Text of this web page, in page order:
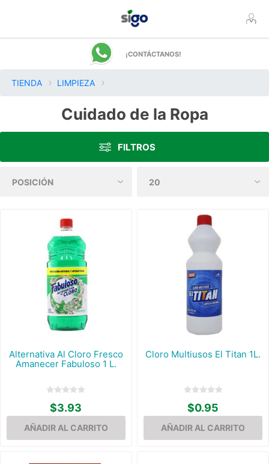
¡CONTÁCTANOS!
TIENDA LIMPIEZA
Cuidado de la Ropa
FILTROS
Alternativa Al Cloro Fresco
Amanecer Fabuloso 1 L.
$3.93
Cloro Multiusos El Titan 1L.
$0.95